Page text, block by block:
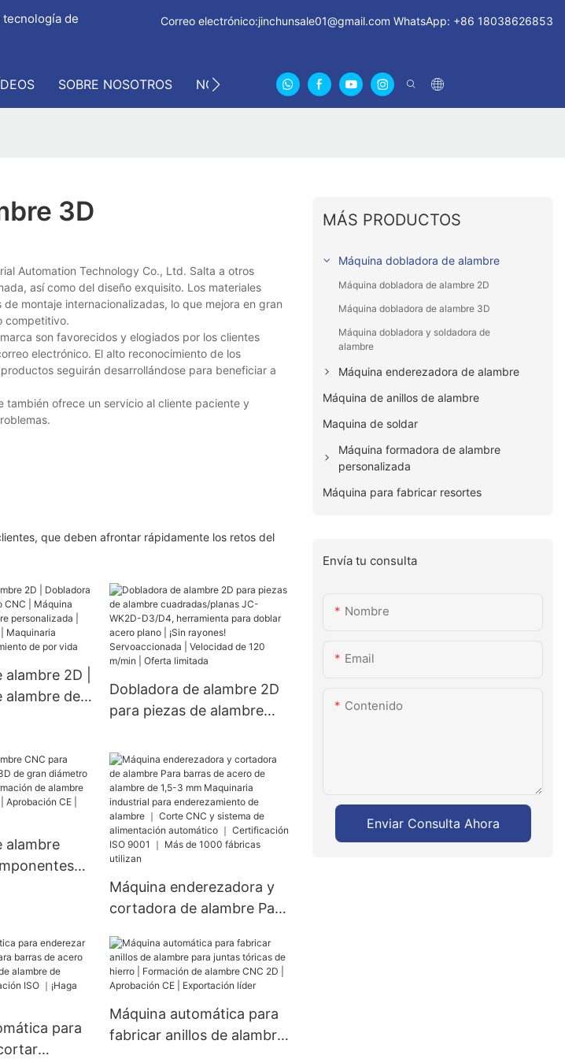
de
Correo electrónico:jinchunsale01@gmail.com WhatsApp: +86 18038626853
SOBRE NOSOTROS NOTICIAS CONTÁCTENOS SOBRE NOSOTROS
3D
Automation Technology Co., Ltd. Salta a otros
así como del diseño exquisito. Los materiales
montaje internacionalizadas, lo que mejora en gran
competitivo.
son favorecidos y elogiados por los clientes
electrónico. El alto reconocimiento de los
seguirán desarrollándose para beneficiar a
también ofrece un servicio al cliente paciente y
que deben afrontar rápidamente los retos del
2D |
alambre de
| Doblado
Dobladora de alambre 2D
para piezas de alambre
WK2D-D3/D4, herramienta
para doblar acero plano |
¡Sin rayones!
Servoaccionada |
Velocidad de 120 m/min |
Oferta limitada
alambre
gratuita
Máquina enderezadora y
cortadora de alambre Para
alambre de 1,5-3 mm
Maquinaria industrial para
enderezamiento de
alambre ｜ Corte CNC y
sistema de alimentación
para
Máquina automática para
fabricar anillos de alambre
MÁS PRODUCTOS
Máquina dobladora de alambre
Máquina dobladora de alambre 2D
Máquina dobladora de alambre 3D
Máquina dobladora y soldadora de
alambre
Máquina enderezadora de alambre
Máquina de anillos de alambre
Maquina de soldar
Máquina formadora de alambre
personalizada
Máquina para fabricar resortes
Envía tu consulta
Nombre
Email
Contenido
Enviar Consulta Ahora